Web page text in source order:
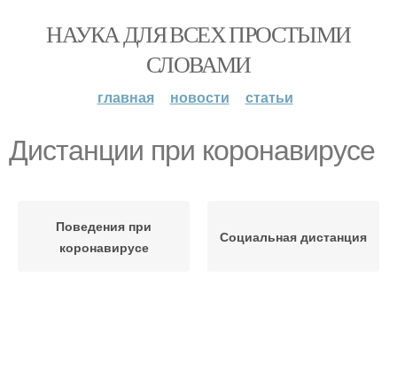
НАУКА ДЛЯ ВСЕХ ПРОСТЫМИ
СЛОВАМИ
главная новости статьи
Дистанции при коронавирусе
Поведения при
коронавирусе
Социальная дистанция